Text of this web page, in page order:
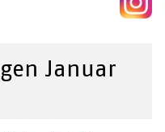
Januar